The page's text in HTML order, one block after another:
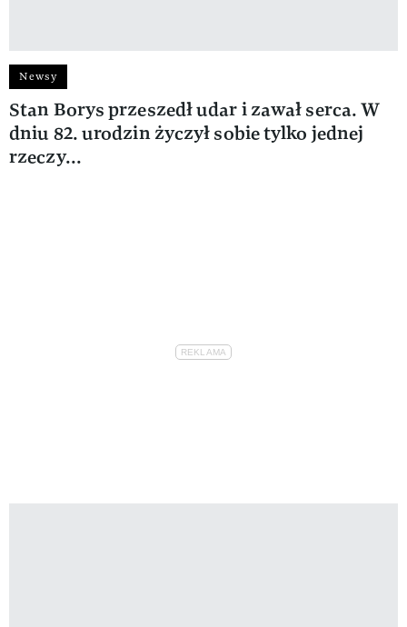
Newsy
Stan Borys przeszedł udar i zawał serca. W
dniu 82. urodzin życzył sobie tylko jednej
rzeczy...